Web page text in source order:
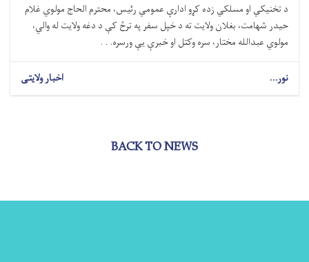
د تخنیکي او مسلکي زده کړو ادارې عمومي رئیس، محترم الحاج مولوي غلام
حیدر شهامت، بغلان ولایت ته د خپل سفر په ترڅ کې د دغه ولایت له والي،
مولوي عبدالله مختار، سره وکتل او خبرې یې ورسره. . .
نور... اخبار ولایتی
BACK TO NEWS